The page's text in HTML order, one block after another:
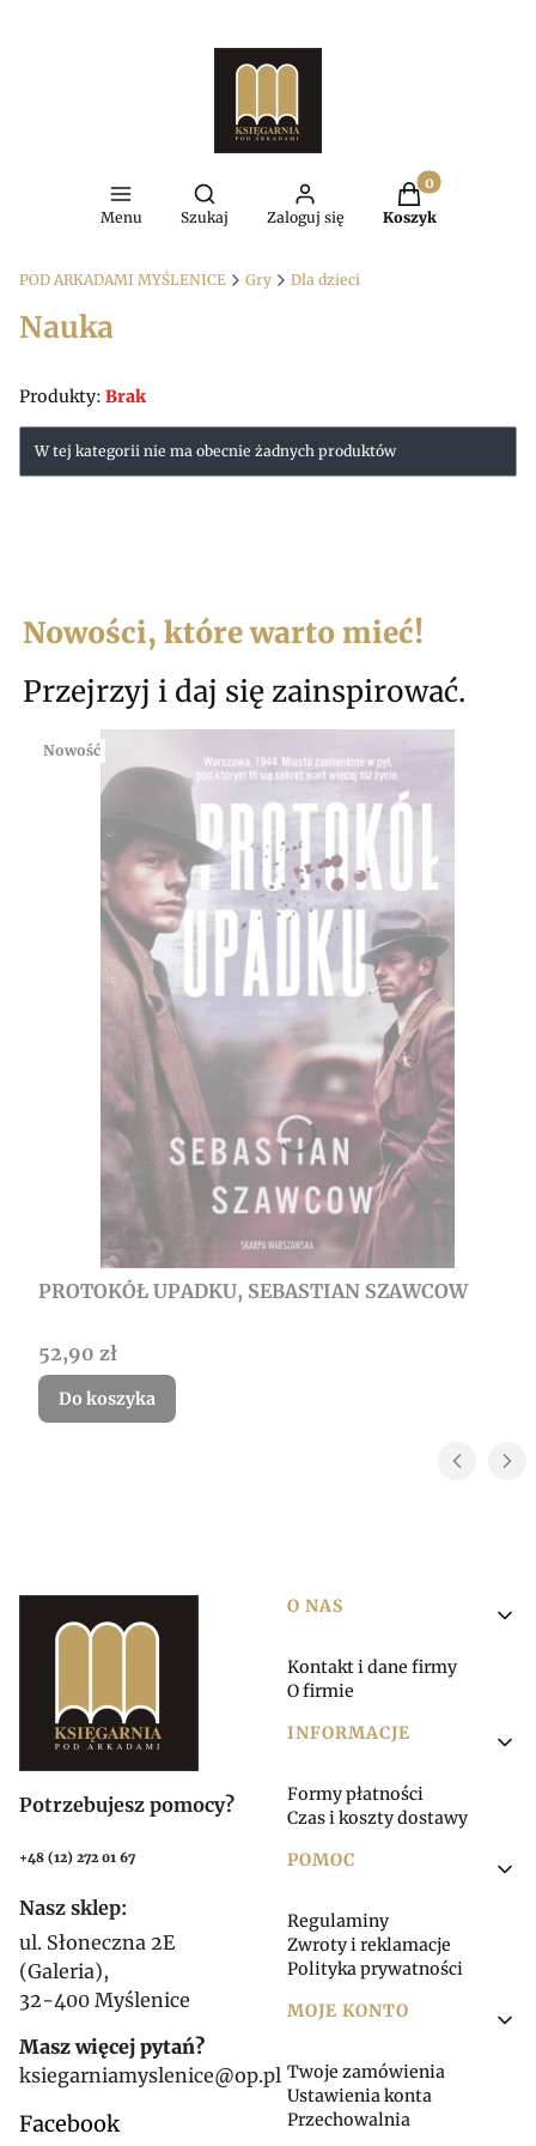
Menu
Otwórz wyszukiwarkę
Szukaj Zaloguj się
Produkty w
Koszyk
POD ARKADAMI MYŚLENICE Gry Dla dzieci
Nauka
Produkty: Brak
Lista produktów
W tej kategorii nie ma obecnie żadnych produktów
Nowości, które warto mieć!
Przejrzyj i daj się zainspirować.
Nowość
PROTOKÓŁ UPADKU, SEBASTIAN SZAWCOW
Cena
52,90 zł
Do koszyka
Potrzebujesz pomocy?
+48 (12) 272 01 67
Nasz sklep:
ul. Słoneczna 2E
(Galeria),
32-400 Myślenice
Masz więcej pytań?
ksiegarniamyslenice@op.pl
Facebook
Linki w stopce
O NAS
Kontakt i dane firmy
O firmie
INFORMACJE
Formy płatności
Czas i koszty dostawy
POMOC
Regulaminy
Zwroty i reklamacje
Polityka prywatności
MOJE KONTO
Twoje zamówienia
Ustawienia konta
Przechowalnia